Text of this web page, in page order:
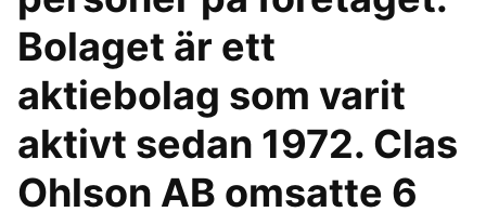
Bolaget är ett
aktiebolag som varit
aktivt sedan 1972. Clas
Ohlson AB omsatte 6